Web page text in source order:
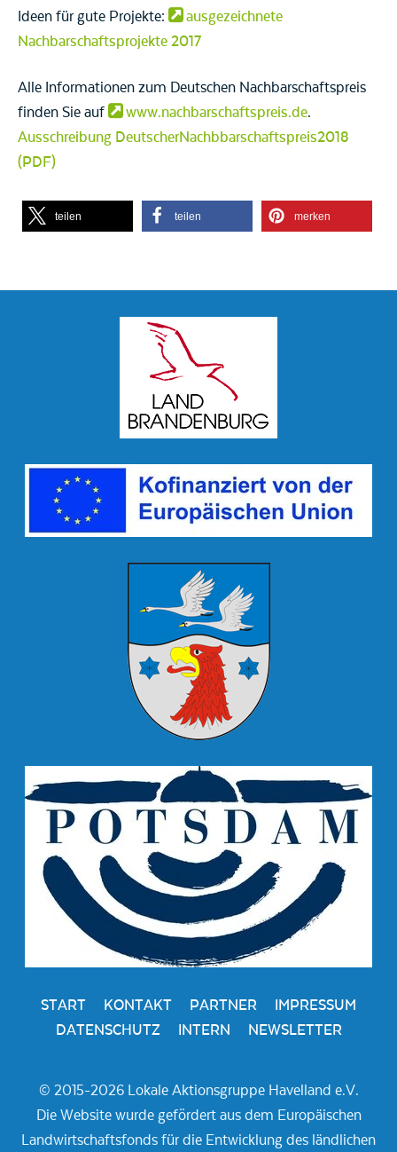
Ideen für gute Projekte:
ausgezeichnete
Nachbarschaftsprojekte 2017
Alle Informationen zum Deutschen Nachbarschaftspreis
finden Sie auf
www.nachbarschaftspreis.de.
Ausschreibung DeutscherNachbbarschaftspreis2018
(PDF)
teilen teilen merken
START KONTAKT PARTNER
IMPRESSUM
DATENSCHUTZ
INTERN NEWSLETTER
© 2015-2026 Lokale Aktionsgruppe Havelland e.V.
Die Website wurde gefördert aus dem Europäischen
Landwirtschaftsfonds für die Entwicklung des ländlichen